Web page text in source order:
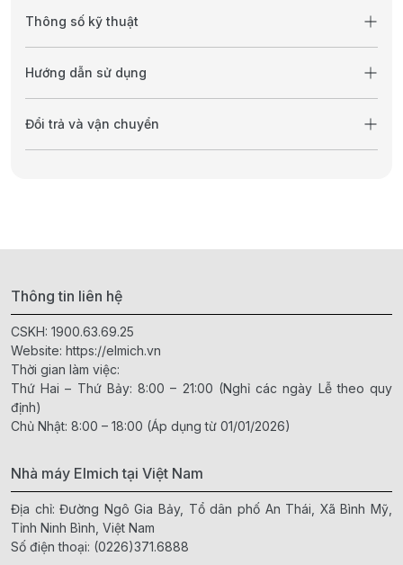
Thông số kỹ thuật
Hướng dẫn sử dụng
Đổi trả và vận chuyển
Thông tin liên hệ
CSKH: 1900.63.69.25
Website: https://elmich.vn
Thời gian làm việc:
Thứ Hai – Thứ Bảy: 8:00 – 21:00 (Nghỉ các ngày Lễ theo quy
định)
Chủ Nhật: 8:00 – 18:00 (Áp dụng từ 01/01/2026)
Nhà máy Elmich tại Việt Nam
Địa chỉ: Đường Ngô Gia Bảy, Tổ dân phố An Thái, Xã Bình Mỹ,
Tỉnh Ninh Bình, Việt Nam
Số điện thoại: (0226)371.6888